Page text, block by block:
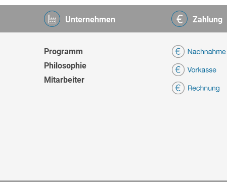
Unternehmen
Programm
Philosophie
Mitarbeiter
Zahlung